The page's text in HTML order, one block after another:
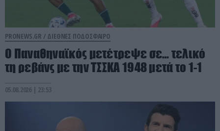
PRONEWS.GR / ΔΙΕΘΝΕΣ ΠΟΔΟΣΦΑΙΡΟ
Ο Παναθηναϊκός μετέτρεψε σε… τελικό
τη ρεβάνς με την ΤΣΣΚΑ 1948 μετά το 1-1
05.08.2026 | 23:53